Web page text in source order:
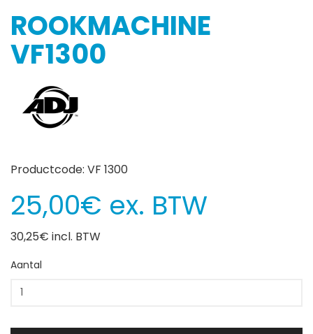
ROOKMACHINE
VF1300
Productcode: VF 1300
25,00€ ex. BTW
30,25€ incl. BTW
Aantal